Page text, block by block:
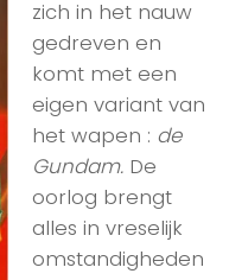
zich in het nauw
gedreven en
komt met een
eigen variant van
het wapen : de
Gundam. De
oorlog brengt
alles in vreselijk
omstandigheden